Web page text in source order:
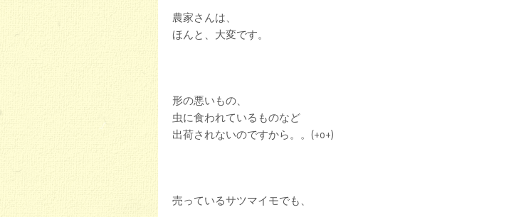
農家さんは、
ほんと、大変です。
形の悪いもの、
虫に食われているものなど
出荷されないのですから。。(+o+)
売っているサツマイモでも、